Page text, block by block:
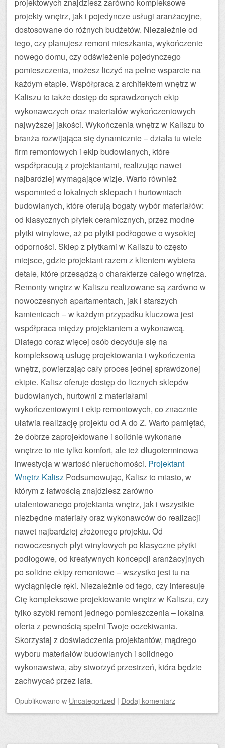
projekty wnętrz, jak i pojedyncze usługi aranżacyjne,
dostosowane do różnych budżetów. Niezależnie od
tego, czy planujesz remont mieszkania, wykończenie
nowego domu, czy odświeżenie pojedynczego
pomieszczenia, możesz liczyć na pełne wsparcie na
każdym etapie. Współpraca z architektem wnętrz w
Kaliszu to także dostęp do sprawdzonych ekip
wykonawczych oraz materiałów wykończeniowych
najwyższej jakości. Wykończenia wnętrz w Kaliszu to
branża rozwijająca się dynamicznie – działa tu wiele
firm remontowych i ekip budowlanych, które
współpracują z projektantami, realizując nawet
najbardziej wymagające wizje. Warto również
wspomnieć o lokalnych sklepach i hurtowniach
budowlanych, które oferują bogaty wybór materiałów:
od klasycznych płytek ceramicznych, przez modne
płytki winylowe, aż po płytki podłogowe o wysokiej
odporności. Sklep z płytkami w Kaliszu to często
miejsce, gdzie projektant razem z klientem wybiera
detale, które przesądzą o charakterze całego wnętrza.
Remonty wnętrz w Kaliszu realizowane są zarówno w
nowoczesnych apartamentach, jak i starszych
kamienicach – w każdym przypadku kluczowa jest
współpraca między projektantem a wykonawcą.
Dlatego coraz więcej osób decyduje się na
kompleksową usługę projektowania i wykończenia
wnętrz, powierzając cały proces jednej sprawdzonej
ekipie. Kalisz oferuje dostęp do licznych sklepów
budowlanych, hurtowni z materiałami
wykończeniowymi i ekip remontowych, co znacznie
ułatwia realizację projektu od A do Z. Warto pamiętać,
że dobrze zaprojektowane i solidnie wykonane
wnętrze to nie tylko komfort, ale też długoterminowa
inwestycja w wartość nieruchomości. Projektant
Wnętrz Kalisz Podsumowując, Kalisz to miasto, w
którym z łatwością znajdziesz zarówno
utalentowanego projektanta wnętrz, jak i wszystkie
niezbędne materiały oraz wykonawców do realizacji
nawet najbardziej złożonego projektu. Od
nowoczesnych płyt winylowych po klasyczne płytki
podłogowe, od kreatywnych koncepcji aranżacyjnych
po solidne ekipy remontowe – wszystko jest tu na
wyciągnięcie ręki. Niezależnie od tego, czy interesuje
Cię kompleksowe projektowanie wnętrz w Kaliszu, czy
tylko szybki remont jednego pomieszczenia – lokalna
oferta z pewnością spełni Twoje oczekiwania.
Skorzystaj z doświadczenia projektantów, mądrego
wyboru materiałów budowlanych i solidnego
wykonawstwa, aby stworzyć przestrzeń, która będzie
zachwycać przez lata.
Opublikowanow Uncategorized | Dodaj komentarz